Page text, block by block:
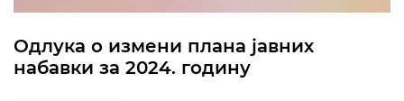
Одлука о измени плана јавних
набавки за 2024. годину